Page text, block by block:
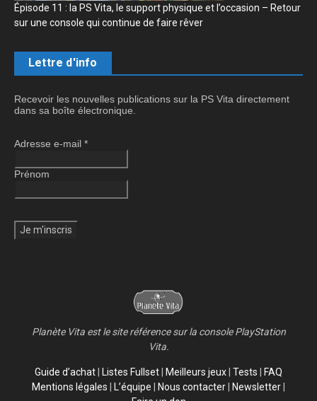
Épisode 11 : la PS Vita, le support physique et l’occasion – Retour
sur une console qui continue de faire rêver
Lettre d'info
Recevoir les nouvelles publications sur la PS Vita directement
dans sa boîte électronique.
Adresse e-mail *
Prénom
Planète Vita est le site référence sur la console PlayStation
Vita.
Guide d’achat| Listes Fullset| Meilleurs jeux| Tests | FAQ
Mentions légales | L’équipe | Nous contacter| Newsletter|